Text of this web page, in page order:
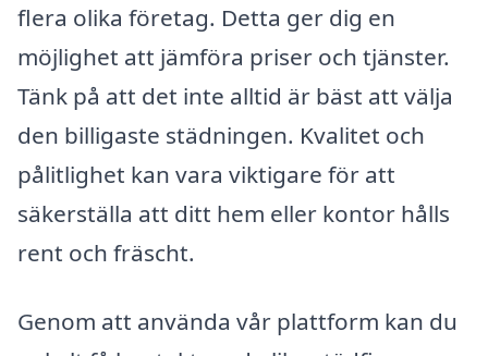
flera olika företag. Detta ger dig en
möjlighet att jämföra priser och tjänster.
Tänk på att det inte alltid är bäst att välja
den billigaste städningen. Kvalitet och
pålitlighet kan vara viktigare för att
säkerställa att ditt hem eller kontor hålls
rent och fräscht.
Genom att använda vår plattform kan du